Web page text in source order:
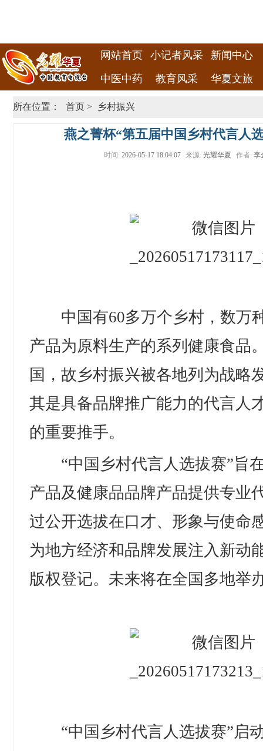
网站首页 小记者风采
新闻中心
中医中药
教育风采 华夏文旅
所在位置： 首页 > 乡村振兴
燕之菁杯“第五届中国乡村代言人
时间: 2026-05-17 18:04:07 来源: 光耀华夏 作者: 李
中国有60多万个乡村，数万
产品为原料生产的系列健康食品
国，故乡村振兴被各地列为战略
其是具备品牌推广能力的代言人
的重要推手。
“中国乡村代言人选拔赛”旨
产品及健康品品牌产品提供专业
过公开选拔在口才、形象与使命
为地方经济和品牌发展注入新动
版权登记。未来将在全国多地举
“中国乡村代言人选拔赛”启动